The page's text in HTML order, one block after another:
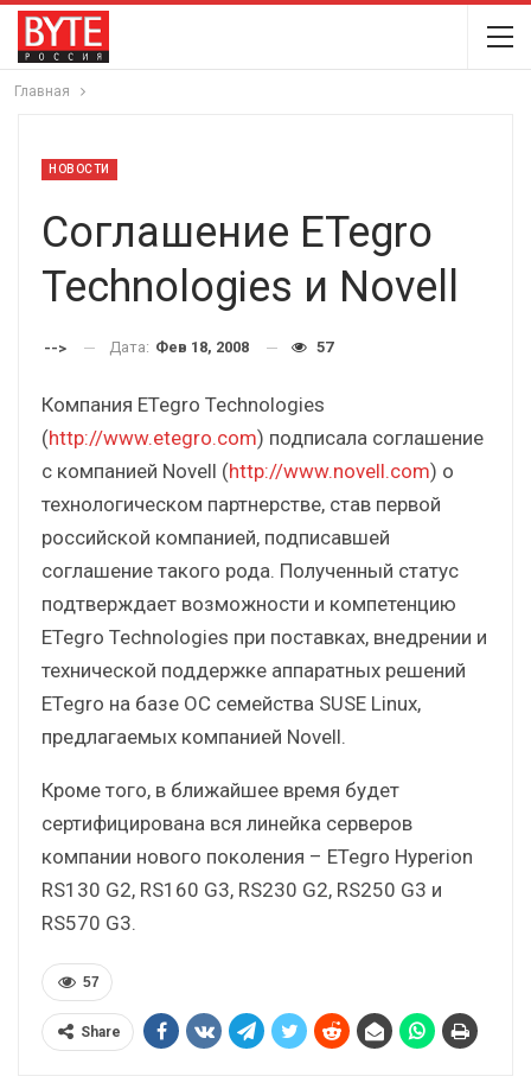
Главная
НОВОСТИ
Соглашение ETegro
Technologies и Novell
--> Дата: Фев 18, 2008 57
Компания ETegro Technologies
(http://www.etegro.com) подписала соглашение
с компанией Novell (http://www.novell.com) о
технологическом партнерстве, став первой
российской компанией, подписавшей
соглашение такого рода. Полученный статус
подтверждает возможности и компетенцию
ETegro Technologies при поставках, внедрении и
технической поддержке аппаратных решений
ETegro на базе ОС семейства SUSE Linux,
предлагаемых компанией Novell.
Кроме того, в ближайшее время будет
сертифицирована вся линейка серверов
компании нового поколения – ETegro Hyperion
RS130 G2, RS160 G3, RS230 G2, RS250 G3 и
RS570 G3.
57
Share